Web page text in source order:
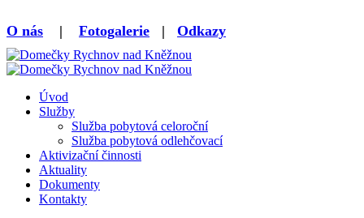
O nás | Fotogalerie | Odkazy
Úvod
Služby
Služba pobytová celoroční
Služba pobytová odlehčovací
Aktivizační činnosti
Aktuality
Dokumenty
Kontakty